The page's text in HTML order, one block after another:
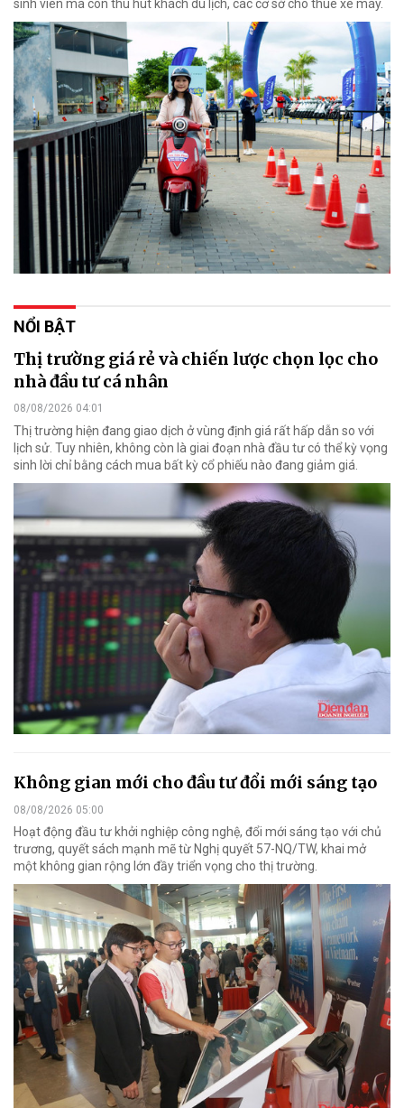
sinh viên mà còn thu hút khách du lịch, các cơ sở cho thuê xe máy.
NỔI BẬT
Thị trường giá rẻ và chiến lược chọn lọc cho
nhà đầu tư cá nhân
08/08/2026 04:01
Thị trường hiện đang giao dịch ở vùng định giá rất hấp dẫn so với
lịch sử. Tuy nhiên, không còn là giai đoạn nhà đầu tư có thể kỳ vọng
sinh lời chỉ bằng cách mua bất kỳ cổ phiếu nào đang giảm giá.
Không gian mới cho đầu tư đổi mới sáng tạo
08/08/2026 05:00
Hoạt động đầu tư khởi nghiệp công nghệ, đổi mới sáng tạo với chủ
trương, quyết sách mạnh mẽ từ Nghị quyết 57-NQ/TW, khai mở
một không gian rộng lớn đầy triển vọng cho thị trường.